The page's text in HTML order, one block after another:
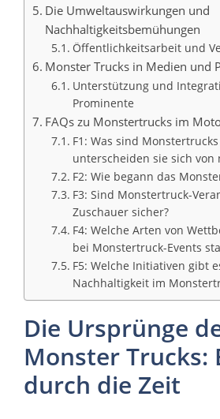
Die Umweltauswirkungen und
Nachhaltigkeitsbemühungen
Öffentlichkeitsarbeit und
Monster Trucks in Medien und
Unterstützung und
Prominente
FAQs zu Monstertrucks im
F1: Was sind
unterscheiden sie sich von
F2: Wie begann das
F3: Sind Monstertruck-
Zuschauer sicher?
F4: Welche Arten von
bei Monstertruck-Events
F5: Welche Initiativen gibt
Nachhaltigkeit im
Die Ursprünge
Monster Trucks:
durch die Zeit